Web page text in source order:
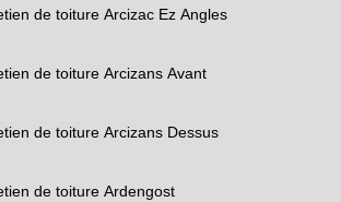
de toiture Arcizac Ez Angles
de toiture Arcizans Avant
de toiture Arcizans Dessus
de toiture Ardengost